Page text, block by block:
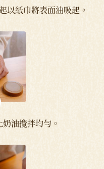
以紙巾將表面油吸起。
油攪拌均勻。